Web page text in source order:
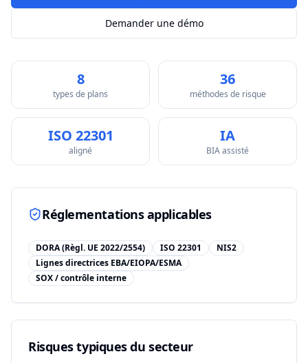
Demander une démo
8
types de plans
36
méthodes de risque
ISO 22301
aligné
IA
BIA assisté
Réglementations applicables
DORA (Règl. UE 2022/2554) ISO 22301
NIS2
Lignes directrices EBA/EIOPA/ESMA
SOX / contrôle interne
Risques typiques du secteur